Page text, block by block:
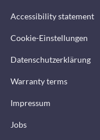
Accessibility statement
Cookie-Einstellungen
Datenschutzerklärung
Warranty terms
Impressum
Jobs